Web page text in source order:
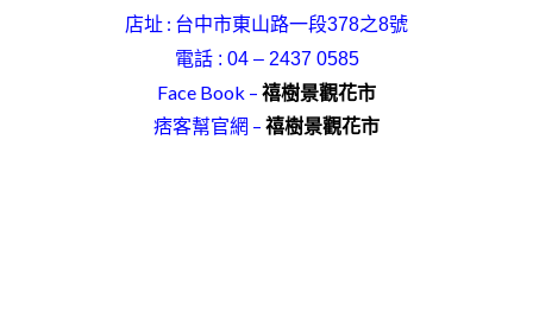
店址 : 台中市東山路一段378之8號
電話 : 04 – 2437 0585
Face Book – 禧樹景觀花市
痞客幫官網 – 禧樹景觀花市